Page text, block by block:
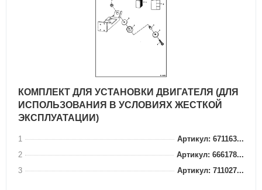
КОМПЛЕКТ ДЛЯ УСТАНОВКИ ДВИГАТЕЛЯ (ДЛЯ
ИСПОЛЬЗОВАНИЯ В УСЛОВИЯХ ЖЕСТКОЙ
ЭКСПЛУАТАЦИИ)
1
Артикул: 671163...
2
Артикул: 666178...
3
Артикул: 711027...